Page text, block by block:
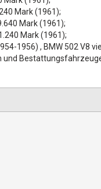
Mark (1961);
Mark (1961);
Mark (1961);
1956) , BMW 502 V8